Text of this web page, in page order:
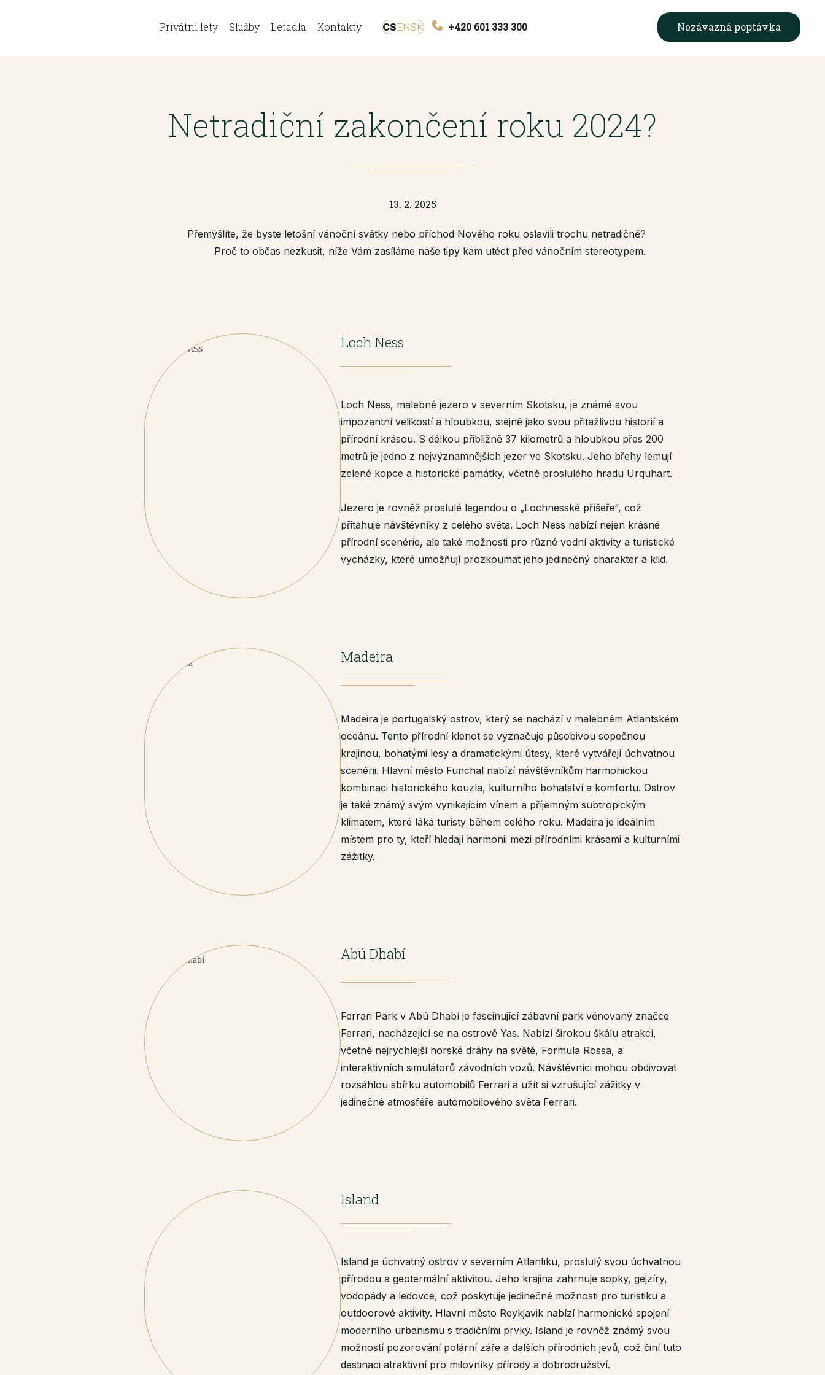
Privátní lety Služby Letadla Kontakty CSENSK +420 601 333 300 Nezávazná poptávka
Netradiční zakončení roku 2024?
13. 2. 2025
Přemýšlíte, že byste letošní vánoční svátky nebo příchod Nového roku oslavili trochu netradičně?
Proč to občas nezkusit, níže Vám zasíláme naše tipy kam utéct před vánočním stereotypem.
Loch Ness
Loch Ness, malebné jezero v severním Skotsku, je známé svou
impozantní velikostí a hloubkou, stejně jako svou přitažlivou historií a
přírodní krásou. S délkou přibližně 37 kilometrů a hloubkou přes 200
metrů je jedno z nejvýznamnějších jezer ve Skotsku. Jeho břehy lemují
zelené kopce a historické památky, včetně proslulého hradu Urquhart.
Jezero je rovněž proslulé legendou o „Lochnesské příšeře“, což
přitahuje návštěvníky z celého světa. Loch Ness nabízí nejen krásné
přírodní scenérie, ale také možnosti pro různé vodní aktivity a turistické
vycházky, které umožňují prozkoumat jeho jedinečný charakter a klid.
Madeira
Madeira je portugalský ostrov, který se nachází v malebném Atlantském
oceánu. Tento přírodní klenot se vyznačuje působivou sopečnou
krajinou, bohatými lesy a dramatickými útesy, které vytvářejí úchvatnou
scenérii. Hlavní město Funchal nabízí návštěvníkům harmonickou
kombinaci historického kouzla, kulturního bohatství a komfortu. Ostrov
je také známý svým vynikajícím vínem a příjemným subtropickým
klimatem, které láká turisty během celého roku. Madeira je ideálním
místem pro ty, kteří hledají harmonii mezi přírodními krásami a kulturními
zážitky.
Abú Dhabí
Ferrari Park v Abú Dhabí je fascinující zábavní park věnovaný značce
Ferrari, nacházející se na ostrově Yas. Nabízí širokou škálu atrakcí,
včetně nejrychlejší horské dráhy na světě, Formula Rossa, a
interaktivních simulátorů závodních vozů. Návštěvníci mohou obdivovat
rozsáhlou sbírku automobilů Ferrari a užít si vzrušující zážitky v
jedinečné atmosféře automobilového světa Ferrari.
Island
Island je úchvatný ostrov v severním Atlantiku, proslulý svou úchvatnou
přírodou a geotermální aktivitou. Jeho krajina zahrnuje sopky, gejzíry,
vodopády a ledovce, což poskytuje jedinečné možnosti pro turistiku a
outdoorové aktivity. Hlavní město Reykjavik nabízí harmonické spojení
moderního urbanismu s tradičními prvky. Island je rovněž známý svou
možností pozorování polární záře a dalších přírodních jevů, což činí tuto
destinaci atraktivní pro milovníky přírody a dobrodružství.